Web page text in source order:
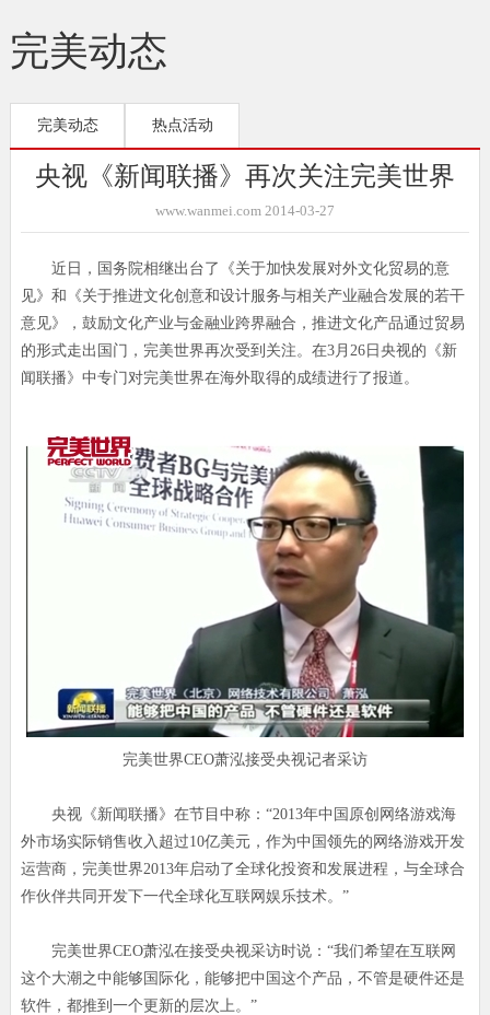
完美动态
完美动态 热点活动
央视《新闻联播》再次关注完美世界
www.wanmei.com 2014-03-27
近日，国务院相继出台了《关于加快发展对外文化贸易的意
见》和《关于推进文化创意和设计服务与相关产业融合发展的若干
意见》，鼓励文化产业与金融业跨界融合，推进文化产品通过贸易
的形式走出国门，完美世界再次受到关注。在3月26日央视的《新
闻联播》中专门对完美世界在海外取得的成绩进行了报道。
完美世界CEO萧泓接受央视记者采访
央视《新闻联播》在节目中称：“2013年中国原创网络游戏海
外市场实际销售收入超过10亿美元，作为中国领先的网络游戏开发
运营商，完美世界2013年启动了全球化投资和发展进程，与全球合
作伙伴共同开发下一代全球化互联网娱乐技术。”
完美世界CEO萧泓在接受央视采访时说：“我们希望在互联网
这个大潮之中能够国际化，能够把中国这个产品，不管是硬件还是
软件，都推到一个更新的层次上。”